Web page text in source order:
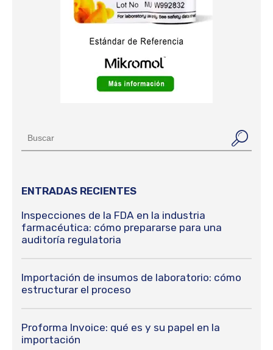
ENTRADAS RECIENTES
Inspecciones de la FDA en la industria
farmacéutica: cómo prepararse para una
auditoría regulatoria
Importación de insumos de laboratorio: cómo
estructurar el proceso
Proforma Invoice: qué es y su papel en la
importación